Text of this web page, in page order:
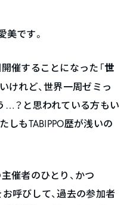
美です。
催することになった「世
けれど、世界一周ゼミっ
…？と思われている方もい
しもTABIPPO歴が浅いの
催者のひとり、かつ
呼びして、過去の参加者